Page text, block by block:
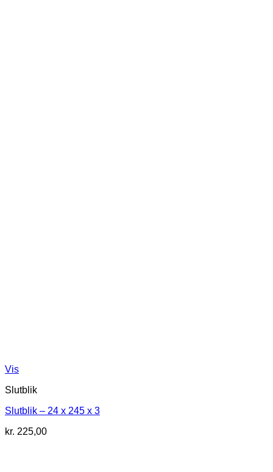
Vis
Slutblik
Slutblik – 24 x 245 x 3
kr. 225,00